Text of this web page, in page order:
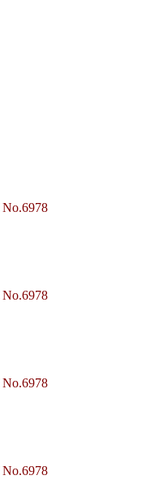
No.6978
No.6978
No.6978
No.6978